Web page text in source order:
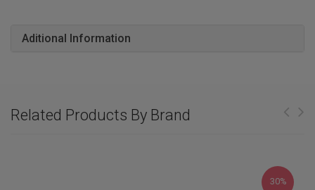
Aditional Information
Related Products By Brand
30%